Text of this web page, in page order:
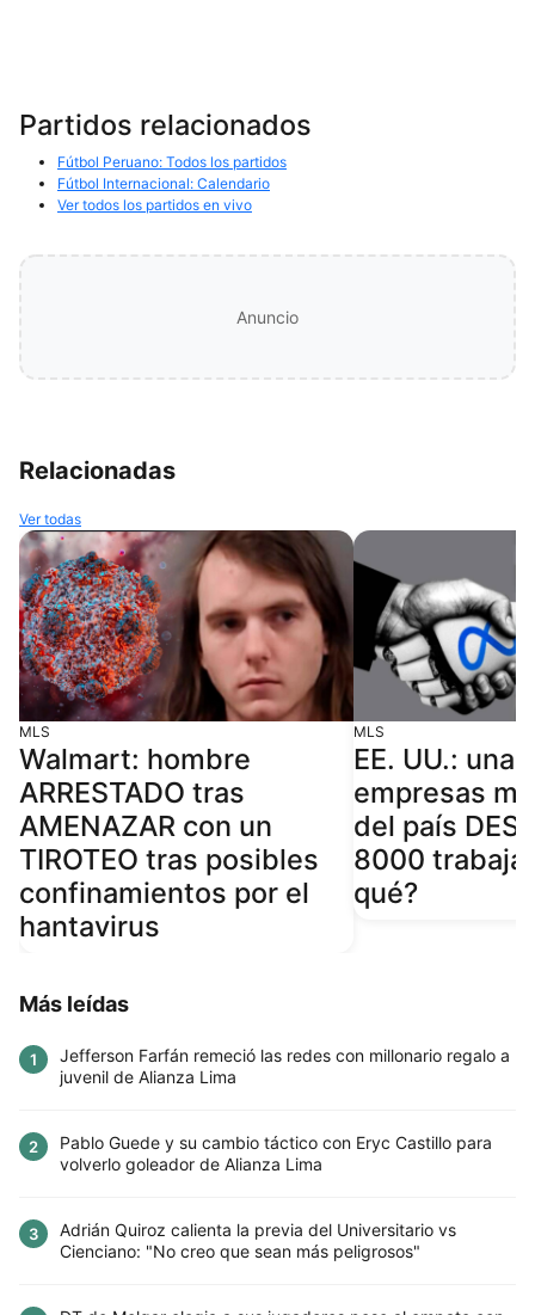
Partidos relacionados
Fútbol Peruano: Todos los partidos
Fútbol Internacional: Calendario
Ver todos los partidos en vivo
Anuncio
Relacionadas
Ver todas
MLS
Walmart: hombre
ARRESTADO tras
AMENAZAR con un
TIROTEO tras posibles
confinamientos por el
hantavirus
MLS
EE. UU.: una
empresas
del país
8000
qué?
Más leídas
1
Jefferson Farfán remeció las redes con millonario regalo a
juvenil de Alianza Lima
2
Pablo Guede y su cambio táctico con Eryc Castillo para
volverlo goleador de Alianza Lima
3
Adrián Quiroz calienta la previa del Universitario vs
Cienciano: "No creo que sean más peligrosos"